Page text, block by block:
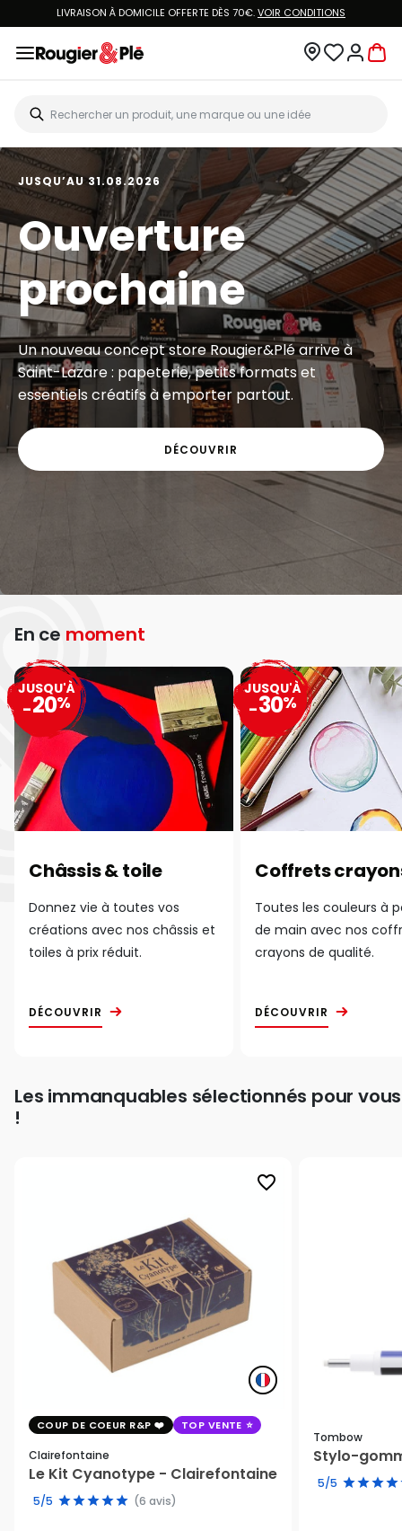
LIVRAISON À DOMICILE OFFERTE DÈS 70€.VOIR CONDITIONS
JUSQU’AU 31.08.2026
Ouverture
prochaine
Un nouveau concept store Rougier&Plé arrive à
Saint-Lazare : papeterie, petits formats et
essentiels créatifs à emporter partout.
DÉCOUVRIR
En ce moment
Châssis & toile
Donnez vie à toutes vos
créations avec nos châssis et
toiles à prix réduit.
DÉCOUVRIR
JUSQU'À
-20%
Coffrets
Toutes les couleurs à
de main avec nos
crayons de qualité.
DÉCOUVRIR
JUSQU'À
-30%
Les immanquables sélectionnés pour vous
!
favorite_border
COUP DE COEUR R&P TOP VENTE
Clairefontaine
Le Kit Cyanotype - Clairefontaine
5/5 (6 avis)
Tombow
Stylo-
5/5